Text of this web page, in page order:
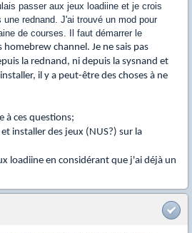
passer aux jeux loadiine et je crois
rednand. J'ai trouvé un mod pour
de courses. Il faut démarrer le
channel. Je ne sais pas
la rednand, ni depuis la sysnand et
il y a peut-être des choses à ne
à ces questions;
installer des jeux (NUS?) sur la
loadiine en considérant que j'ai déjà un